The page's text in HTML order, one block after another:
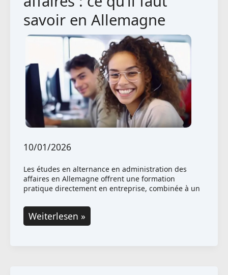
savoir en Allemagne
10/01/2026
Les études en alternance en administration des
affaires en Allemagne offrent une formation
pratique directement en entreprise, combinée à un
Études
en
Weiterlesen »